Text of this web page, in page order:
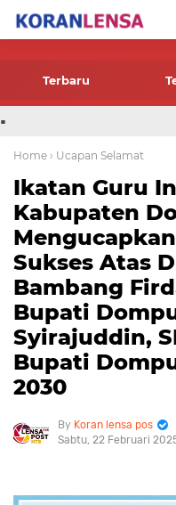
-->
Terbaru
.
Home › Ucapan Selamat
Ikatan Guru
Kabupaten
Sukses Atas
Bambang
Bupati
Syirajuddin,
Bupati
2030
Koran lensa pos
Sabtu, 22 Februari